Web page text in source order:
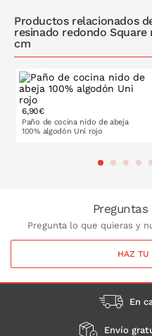
Productos relacionados
resinado redondo Square
cm
6,90€
Paño de cocina nido de abeja
100% algodón Uni rojo
Pregunta lo que quieras y
HAZ TU
En
Envío